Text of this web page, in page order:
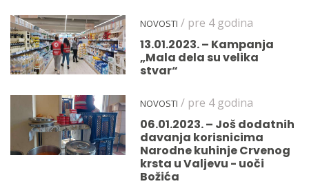
NOVOSTI / pre 4 godina
13.01.2023. – Kampanja
„Mala dela su velika
stvar“
NOVOSTI / pre 4 godina
06.01.2023. – Još dodatnih
davanja korisnicima
Narodne kuhinje Crvenog
krsta u Valjevu - uoči
Božića